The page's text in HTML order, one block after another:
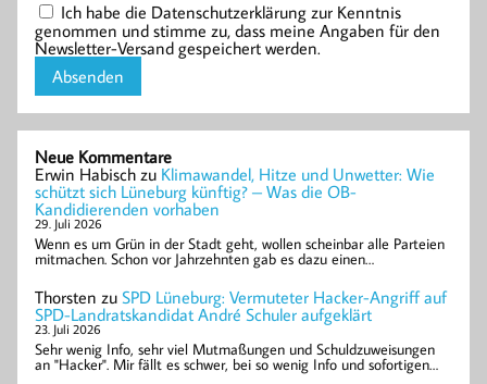
Ich habe die Datenschutzerklärung zur Kenntnis
genommen und stimme zu, dass meine Angaben für den
Newsletter-Versand gespeichert werden.
Neue Kommentare
Erwin Habisch zu Klimawandel, Hitze und Unwetter: Wie
schützt sich Lüneburg künftig? – Was die OB-
Kandidierenden vorhaben
29. Juli 2026
Wenn es um Grün in der Stadt geht, wollen scheinbar alle Parteien
mitmachen. Schon vor Jahrzehnten gab es dazu einen…
Thorsten zu SPD Lüneburg: Vermuteter Hacker-Angriff auf
SPD-Landratskandidat André Schuler aufgeklärt
23. Juli 2026
Sehr wenig Info, sehr viel Mutmaßungen und Schuldzuweisungen
an "Hacker". Mir fällt es schwer, bei so wenig Info und sofortigen…